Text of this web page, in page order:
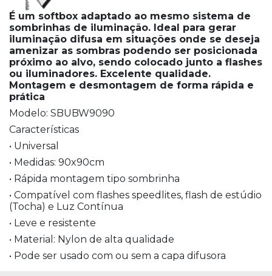
É um softbox adaptado ao mesmo sistema de
sombrinhas de iluminação. Ideal para gerar
iluminação difusa em situações onde se deseja
amenizar as sombras podendo ser posicionada
próximo ao alvo, sendo colocado junto a flashes
ou iluminadores. Excelente qualidade.
Montagem e desmontagem de forma rápida e
prática
Modelo: SBUBW9090
Características
• Universal
• Medidas: 90x90cm
• Rápida montagem tipo sombrinha
• Compatível com flashes speedlites, flash de estúdio
(Tocha) e Luz Contínua
• Leve e resistente
• Material: Nylon de alta qualidade
• Pode ser usado com ou sem a capa difusora